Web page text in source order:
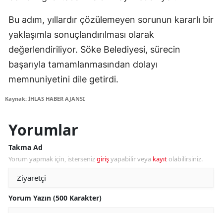
Bu adım, yıllardır çözülemeyen sorunun kararlı bir
yaklaşımla sonuçlandırılması olarak
değerlendiriliyor. Söke Belediyesi, sürecin
başarıyla tamamlanmasından dolayı
memnuniyetini dile getirdi.
Kaynak: İHLAS HABER AJANSI
Yorumlar
Takma Ad
Yorum yapmak için, istersenizgirişyapabilir veya kayıt olabilirsiniz.
Yorum Yazın (500 Karakter)